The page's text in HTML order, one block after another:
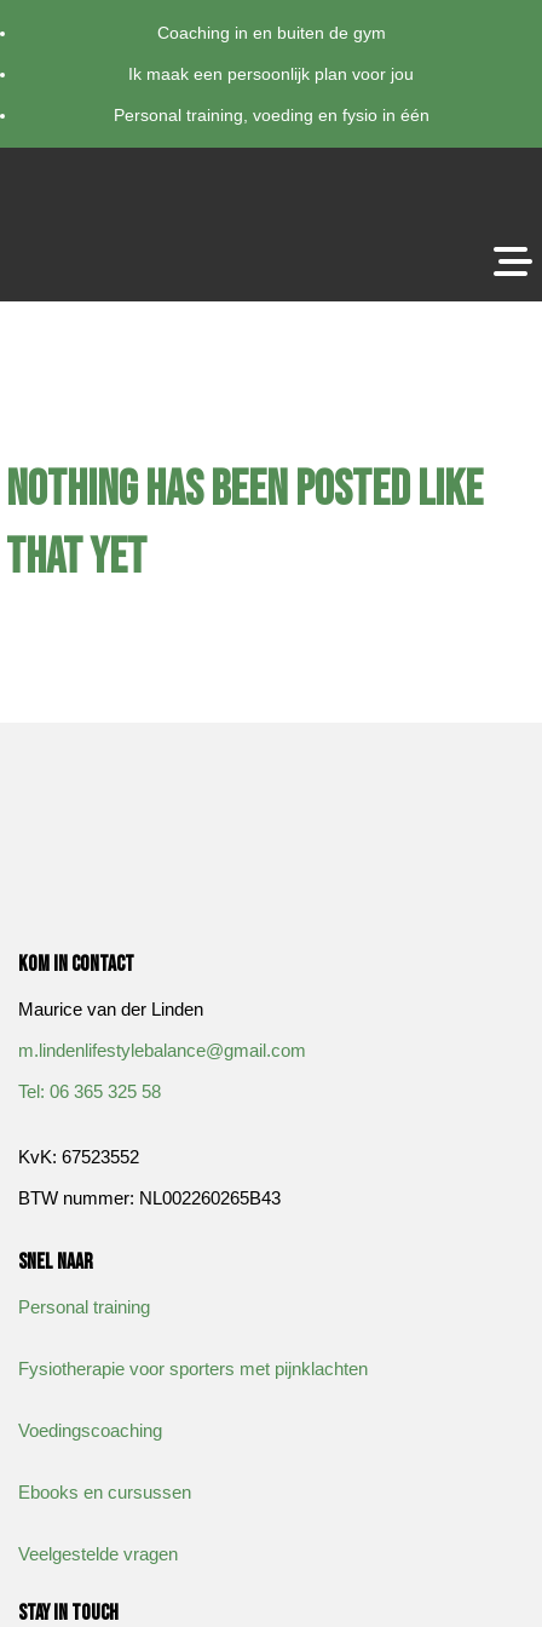
Coaching in en buiten de gym
Ik maak een persoonlijk plan voor jou
Personal training, voeding en fysio in één
Nothing has been posted like
that yet
Kom in contact
Maurice van der Linden
m.lindenlifestylebalance@gmail.com
​Tel: 06 365 325 58
KvK: 67523552
BTW nummer: NL002260265B43
Snel naar
Personal training
Fysiotherapie voor sporters met pijnklachten
Voedingscoaching
Ebooks en cursussen
Veelgestelde vragen
Stay in touch